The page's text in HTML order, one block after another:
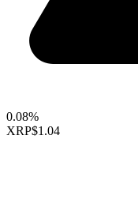
0.08%
XRP$1.04